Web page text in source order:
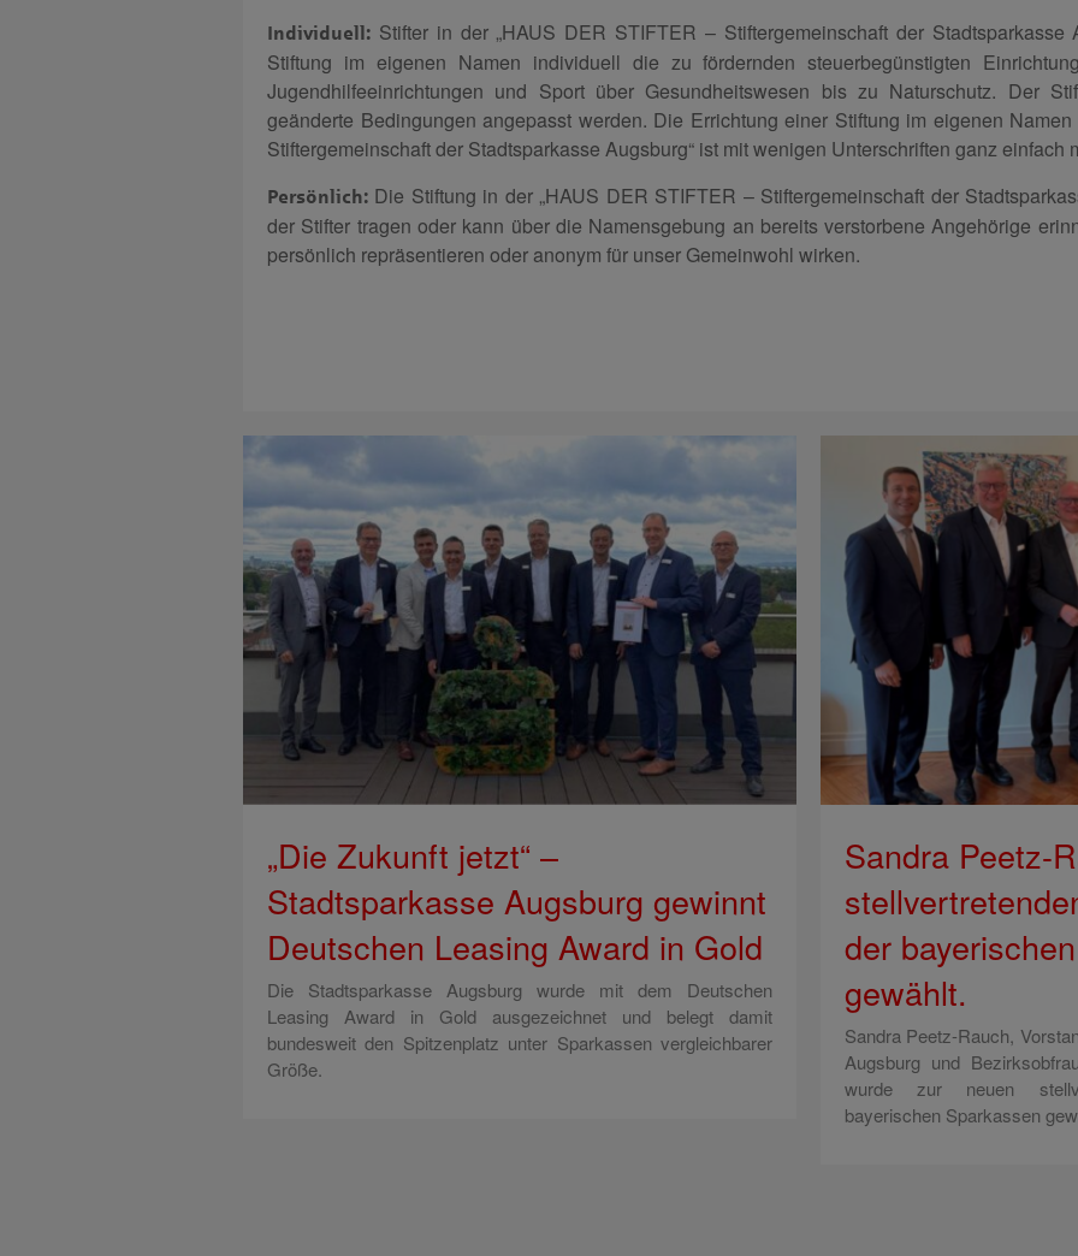
Individuell: Stifter in der „HAUS DER STIFTER – Stiftergemeinschaft der Stadtsparkasse
Stiftung im eigenen Namen individuell die zu fördernden steuerbegünstigten
Jugendhilfeeinrichtungen und Sport über Gesundheitswesen bis zu Naturschutz. Der
geänderte Bedingungen angepasst werden. Die Errichtung einer Stiftung im eigenen
Stiftergemeinschaft der Stadtsparkasse Augsburg“ ist mit wenigen Unterschriften ganz einfach
Persönlich: Die Stiftung in der „HAUS DER STIFTER – Stiftergemeinschaft der
der Stifter tragen oder kann über die Namensgebung an bereits verstorbene Angehörige
persönlich repräsentieren oder anonym für unser Gemeinwohl wirken.
„Die Zukunft jetzt“ –
Stadtsparkasse Augsburg gewinnt
Deutschen Leasing Award in Gold
Die Stadtsparkasse Augsburg wurde mit dem Deutschen
Leasing Award in Gold ausgezeichnet und belegt damit
bundesweit den Spitzenplatz unter Sparkassen vergleichbarer
Größe.
Sandra Peetz-
der
gewählt.
Sandra Peetz-Rauch,
Augsburg und
wurde zur neuen
bayerischen Sparkassen